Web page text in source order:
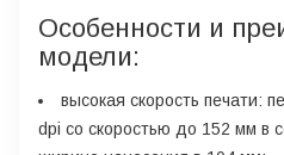
Особенности и
модели:
высокая скорость печати:
dpi со скоростью до 152 мм в